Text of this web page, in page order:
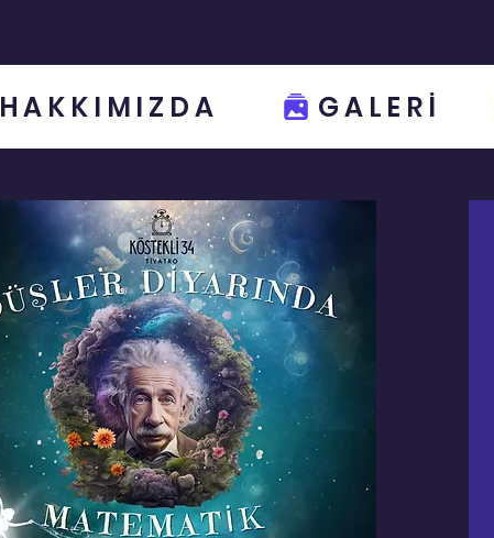
HAKKIMIZDA GALERİ